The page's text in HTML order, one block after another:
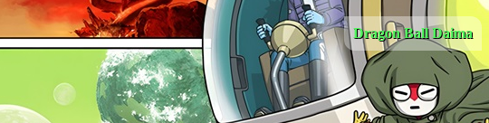
Dragon Ball Daima